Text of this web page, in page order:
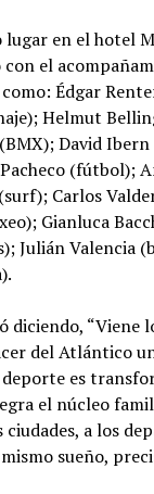
en el hotel
el
Édgar
Helmut
David
(fútbol);
Carlos
Gianluca
Julián Valencia
diciendo, “Viene
del Atlántico
es
el núcleo
a los
sueño,